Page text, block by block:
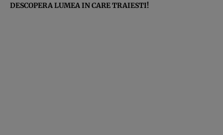
DESCOPERA LUMEA IN CARE TRAIESTI!